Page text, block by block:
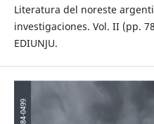
Literatura del noreste
investigaciones. Vol. II (pp.
EDIUNJU.